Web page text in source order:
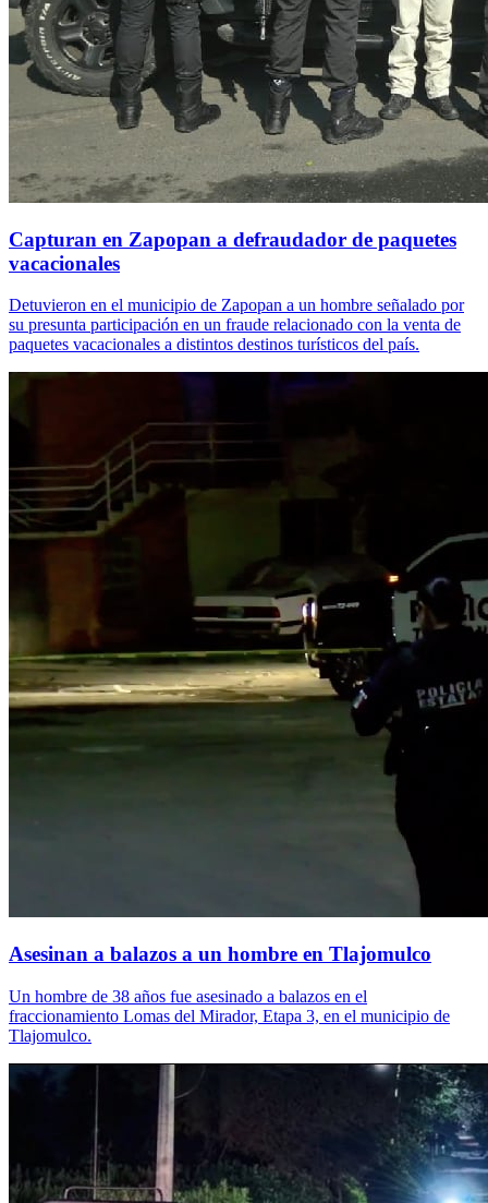
Capturan en Zapopan a defraudador de paquetes
vacacionales
Detuvieron en el municipio de Zapopan a un hombre señalado por
su presunta participación en un fraude relacionado con la venta de
paquetes vacacionales a distintos destinos turísticos del país.
Asesinan a balazos a un hombre en Tlajomulco
Un hombre de 38 años fue asesinado a balazos en el
fraccionamiento Lomas del Mirador, Etapa 3, en el municipio de
Tlajomulco.